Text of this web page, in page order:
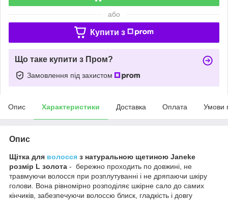
або
Купити з
Що таке купити з Пром?
Замовлення під захистом
Опис Характеристики Доставка Оплата Умови
Опис
Щітка для волосся з натуральною щетиною Janeke
розмір L золота - бережно проходить по довжині, не
травмуючи волосся при розплутуванні і не дряпаючи шкіру
голови. Вона рівномірно розподіляє шкірне сало до самих
кінчиків, забезпечуючи волоссю блиск, гладкість і довгу